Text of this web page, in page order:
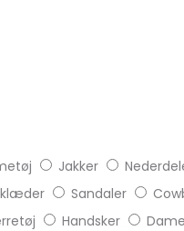
Jakker
Sandaler
Handsker